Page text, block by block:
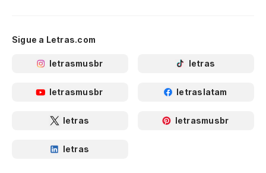
Sigue a Letras.com
letrasmusbr letras
letrasmusbr letraslatam
letras letrasmusbr
letras